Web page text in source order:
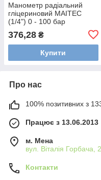
Манометр радіальний
гліцериновий MAITEC
(1/4") 0 - 100 бар
376,28 ₴
Купити
Про нас
100% позитивних з 133
Працює з 13.06.2013
м. Мена
вул. Віталія Горбача,
Контакти